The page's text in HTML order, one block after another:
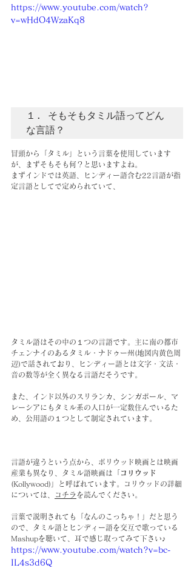
https://www.youtube.com/watch?
v=wHdO4WzaKq8
１. そもそもタミル語ってどん
な言語？
冒頭から「タミル」という言葉を使用しています
が、まずそもそも何？と思いますよね。
まずインドでは英語、ヒンディー語含む22言語が指
定言語としてで定められていて、
タミル語はその中の１つの言語です。主に南の都市
チェンナイのあるタミル・ナドゥー州(地図内黄色周
辺)で話されており、ヒンディー語とは文字・文法・
音の数等が全く異なる言語だそうです。
また、インド以外のスリランカ、シンガポール、マ
レーシアにもタミル系の人口が一定数住んでいるた
め、公用語の１つとして制定されています。
言語が違うという点から、ボリウッド映画とは映画
産業も異なり、タミル語映画は「
コリウッド
(Kollywood)」と呼ばれています。コリウッドの詳細
については、
コチラを読んでください。
言葉で説明されても「なんのこっちゃ！」だと思う
ので、タミル語とヒンディー語を交互で歌っている
Mashupを聴いて、耳で感じ取ってみて下さい♪
https://www.youtube.com/watch?v=bc-
IL4s3d6Q